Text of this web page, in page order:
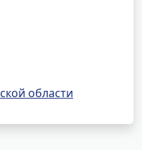
области